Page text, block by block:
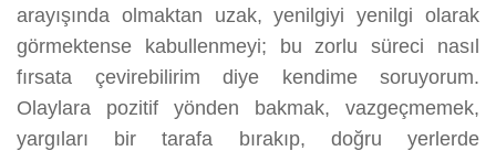
arayışında olmaktan uzak, yenilgiyi yenilgi olarak
görmektense kabullenmeyi; bu zorlu süreci nasıl
fırsata çevirebilirim diye kendime soruyorum.
Olaylara pozitif yönden bakmak, vazgeçmemek,
yargıları bir tarafa bırakıp, doğru yerlerde